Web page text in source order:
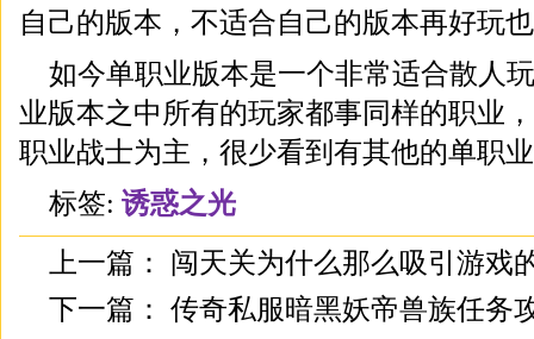
自己的版本，不适合自己的版本再好玩
如今单职业版本是一个非常适合散人
业版本之中所有的玩家都事同样的职业
职业战士为主，很少看到有其他的单职
标签: 诱惑之光
上一篇： 闯天关为什么那么吸引游戏
下一篇： 传奇私服暗黑妖帝兽族任务